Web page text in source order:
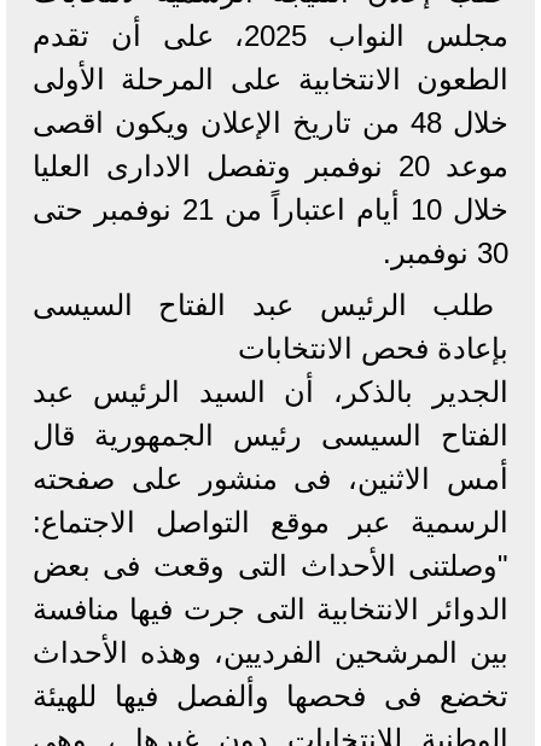
مجلس النواب 2025، على أن تقدم
الطعون الانتخابية على المرحلة الأولى
خلال 48 من تاريخ الإعلان ويكون اقصى
موعد 20 نوفمبر وتفصل الادارى العليا
خلال 10 أيام اعتباراً من 21 نوفمبر حتى
30 نوفمبر.
طلب الرئيس عبد الفتاح السيسى
بإعادة فحص الانتخابات
الجدير بالذكر، أن السيد الرئيس عبد
الفتاح السيسى رئيس الجمهورية قال
أمس الاثنين، فى منشور على صفحته
الرسمية عبر موقع التواصل الاجتماع:
"وصلتنى الأحداث التى وقعت فى بعض
الدوائر الانتخابية التى جرت فيها منافسة
بين المرشحين الفرديين، وهذه الأحداث
تخضع فى فحصها وألفصل فيها للهيئة
الوطنية للانتخابات دون غيرها ، وهى